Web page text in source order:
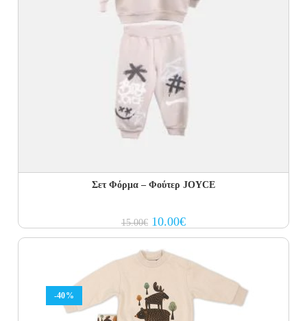
Σετ Φόρμα – Φούτερ JOYCE
15.00€ Original
price
was:
15.00€.
10.00€Current
price
is:
-40%